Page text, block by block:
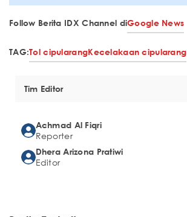
Follow Berita IDX Channel diGoogle News
TAG:Tol cipularangKecelakaan cipularang
Tim Editor
Achmad Al Fiqri
Reporter
Dhera Arizona Pratiwi
Editor